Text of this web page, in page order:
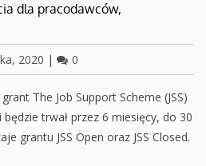
dla pracodawców,
2020 | 0
The Job Support Scheme (JSS)
trwał przez 6 miesięcy, do 30
grantu JSS Open oraz JSS Closed.